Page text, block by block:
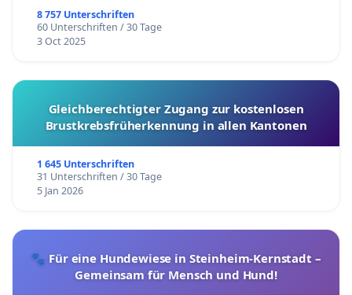
8 757 Unterschriften
60 Unterschriften / 30 Tage
3 Oct 2025
Gleichberechtigter Zugang zur kostenlosen
Brustkrebsfrüherkennung in allen Kantonen
1 645 Unterschriften
31 Unterschriften / 30 Tage
5 Jan 2026
🐾 Für eine Hundewiese in Steinheim-Kernstadt –
Gemeinsam für Mensch und Hund!